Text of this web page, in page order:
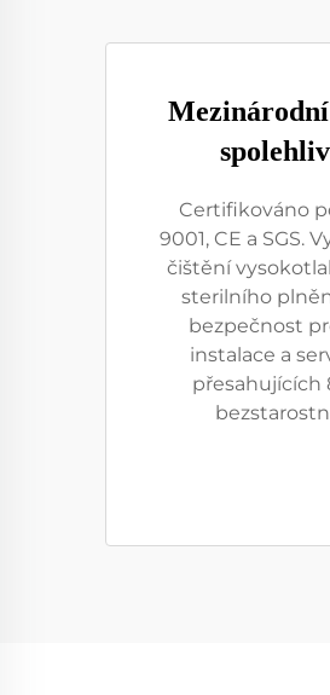
Certifikováno
9001, CE a SGS.
čištění
sterilního
bezpečnost
instalace a
přesahujících